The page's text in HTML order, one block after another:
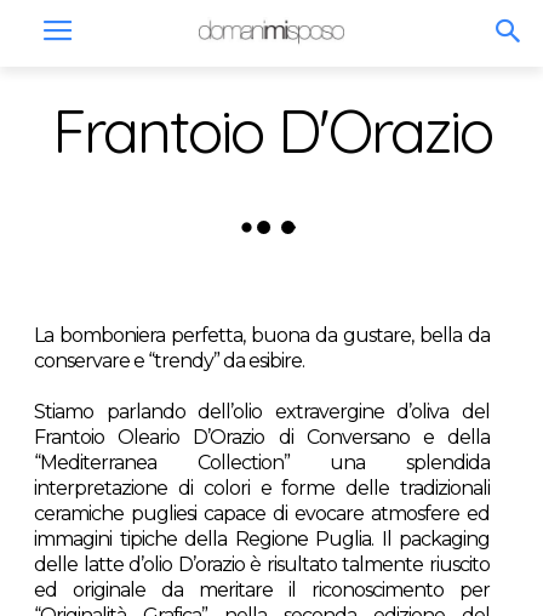
Frantoio D'Orazio
La bomboniera perfetta, buona da gustare, bella da
conservare e “trendy” da esibire.
Stiamo parlando dell’olio extravergine d’oliva del
Frantoio Oleario D’Orazio di Conversano e della
“Mediterranea Collection” una splendida
interpretazione di colori e forme delle tradizionali
ceramiche pugliesi capace di evocare atmosfere ed
immagini tipiche della Regione Puglia. Il packaging
delle latte d’olio D’orazio è risultato talmente riuscito
ed originale da meritare il riconoscimento per